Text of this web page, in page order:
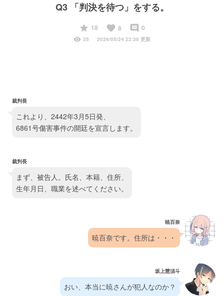
Q3 「判決を待つ」をする。
start
18 favorite 8 insert_comment 0
visibility 35 2026/05/24 22:30 更新
裁判長
これより、2442年3月5日発、
6861号傷害事件の開廷を宣言します。
裁判長
まず、被告人。氏名、本籍、住所、
生年月日、職業を述べてください。
暁百奈
暁百奈です。住所は・・・
坂上慧須斗
おい、本当に暁さんが犯人なのか？